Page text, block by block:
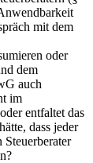
mit dem
oder
dem
auch
im
entfaltet das
dass jeder